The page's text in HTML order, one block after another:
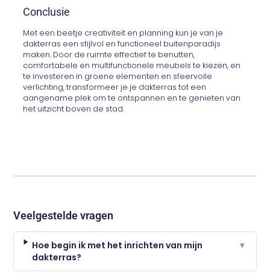
Conclusie
Met een beetje creativiteit en planning kun je van je
dakterras een stijlvol en functioneel buitenparadijs
maken. Door de ruimte effectief te benutten,
comfortabele en multifunctionele meubels te kiezen, en
te investeren in groene elementen en sfeervolle
verlichting, transformeer je je dakterras tot een
aangename plek om te ontspannen en te genieten van
het uitzicht boven de stad.
Veelgestelde vragen
Hoe begin ik met het inrichten van mijn
dakterras?
▼